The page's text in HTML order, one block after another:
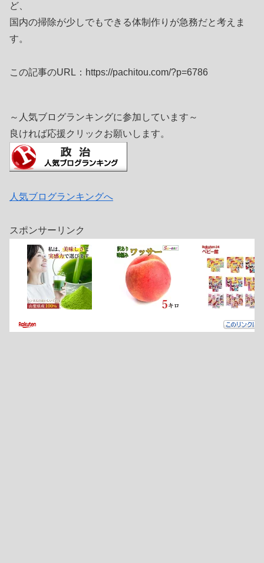
ど、
国内の掃除が少しでもできる体制作りが急務だと考えま
す。
この記事のURL：https://pachitou.com/?p=6786
～人気ブログランキングに参加しています～
良ければ応援クリックお願いします。
人気ブログランキングへ
スポンサーリンク